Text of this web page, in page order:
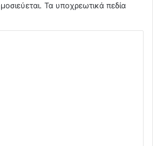
Τα υποχρεωτικά πεδία